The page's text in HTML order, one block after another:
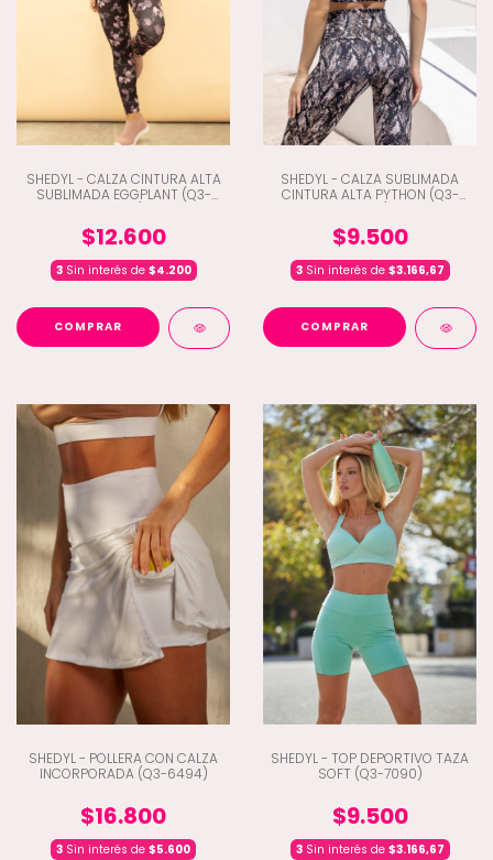
SHEDYL - CALZA CINTURA ALTA
SUBLIMADA EGGPLANT (Q3-
$12.600
3Sin interés de $4.200
COMPRAR
SHEDYL - CALZA SUBLIMADA
CINTURA ALTA PYTHON (Q3-
$9.500
3Sin interés de $3.166,67
COMPRAR
SHEDYL - POLLERA CON CALZA
INCORPORADA (Q3-6494)
$16.800
3 Sin interés de $5.600
SHEDYL - TOP DEPORTIVO TAZA
SOFT (Q3-7090)
$9.500
3Sin interés de $3.166,67